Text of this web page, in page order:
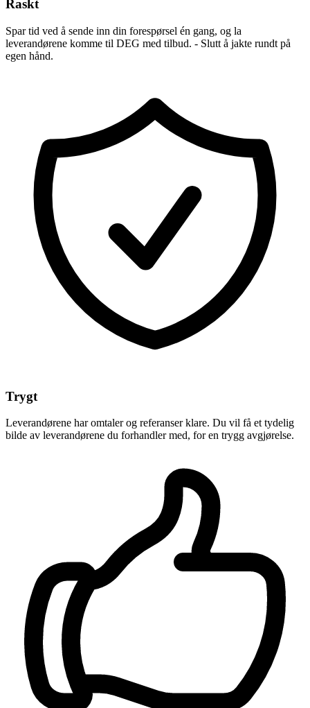
Raskt
Spar tid ved å sende inn din forespørsel én gang, og la
leverandørene komme til DEG med tilbud. - Slutt å jakte rundt på
egen hånd.
Trygt
Leverandørene har omtaler og referanser klare. Du vil få et tydelig
bilde av leverandørene du forhandler med, for en trygg avgjørelse.